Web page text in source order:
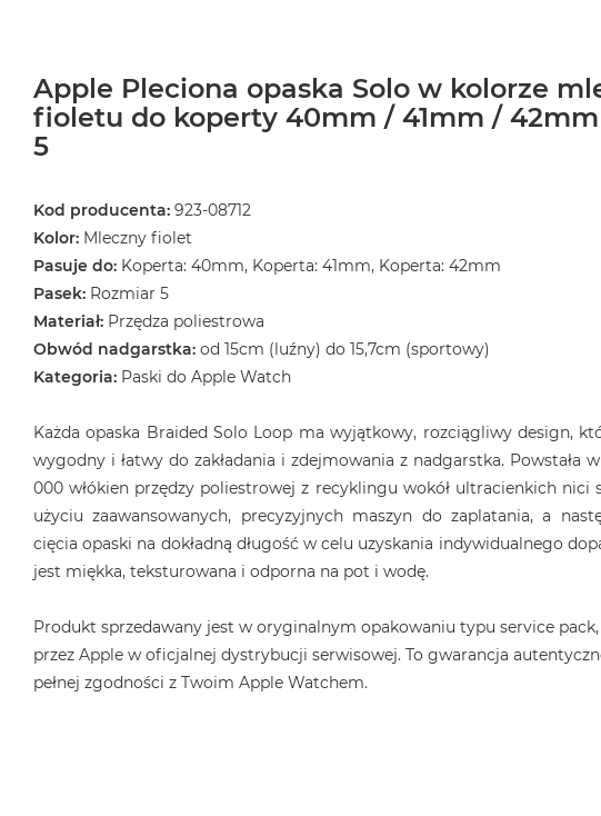
Apple Pleciona opaska Solo w kolorze
fioletu do koperty 40mm / 41mm /
5
Kod producenta: 923-08712
Kolor: Mleczny fiolet
Pasuje do: Koperta: 40mm, Koperta: 41mm, Koperta: 42mm
Pasek: Rozmiar 5
Materiał: Przędza poliestrowa
Obwód nadgarstka: od 15cm (luźny) do 15,7cm (sportowy)
Kategoria: Paski do Apple Watch
Każda opaska Braided Solo Loop ma wyjątkowy, rozciągliwy design,
wygodny i łatwy do zakładania i zdejmowania z nadgarstka. Powstała
000 włókien przędzy poliestrowej z recyklingu wokół ultracienkich nici
użyciu zaawansowanych, precyzyjnych maszyn do zaplatania, a
cięcia opaski na dokładną długość w celu uzyskania indywidualnego
jest miękka, teksturowana i odporna na pot i wodę.
Produkt sprzedawany jest w oryginalnym opakowaniu typu service
przez Apple w oficjalnej dystrybucji serwisowej. To gwarancja
pełnej zgodności z Twoim Apple Watchem.